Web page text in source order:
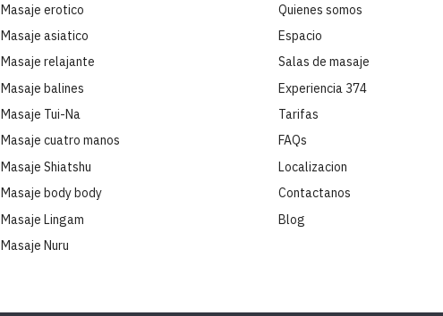
Masaje erotico
Masaje asiatico
Masaje relajante
Masaje balines
Masaje Tui-Na
Masaje cuatro manos
Masaje Shiatshu
Masaje body body
Masaje Lingam
Masaje Nuru
Quienes somos
Espacio
Salas de masaje
Experiencia 374
Tarifas
FAQs
Localizacion
Contactanos
Blog